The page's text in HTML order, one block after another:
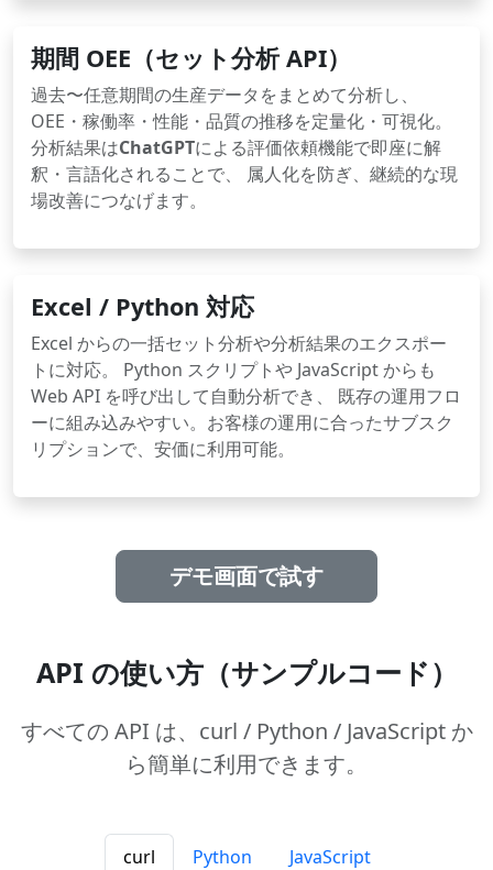
期間 OEE（セット分析 API）
過去〜任意期間の生産データをまとめて分析し、
OEE・稼働率・性能・品質の推移を定量化・可視化。
分析結果はChatGPTによる評価依頼機能で即座に解
釈・言語化されることで、 属人化を防ぎ、継続的な現
場改善につなげます。
Excel / Python 対応
Excel からの一括セット分析や分析結果のエクスポー
トに対応。 Python スクリプトや JavaScript からも
Web API を呼び出して自動分析でき、 既存の運用フロ
ーに組み込みやすい。お客様の運用に合ったサブスク
リプションで、安価に利用可能。
デモ画面で試す
API の使い方（サンプルコード）
すべての API は、curl / Python / JavaScript か
ら簡単に利用できます。
curl Python JavaScript